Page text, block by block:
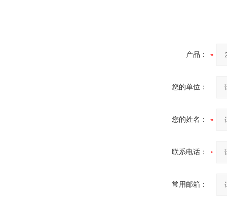
产品：
您的单位：
您的姓名：
联系电话：
常用邮箱：